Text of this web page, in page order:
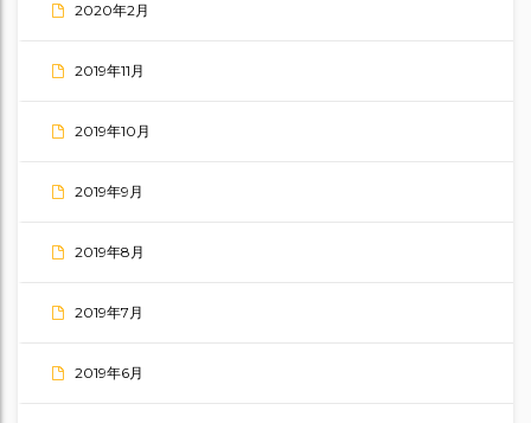
2020年2月
2019年11月
2019年10月
2019年9月
2019年8月
2019年7月
2019年6月